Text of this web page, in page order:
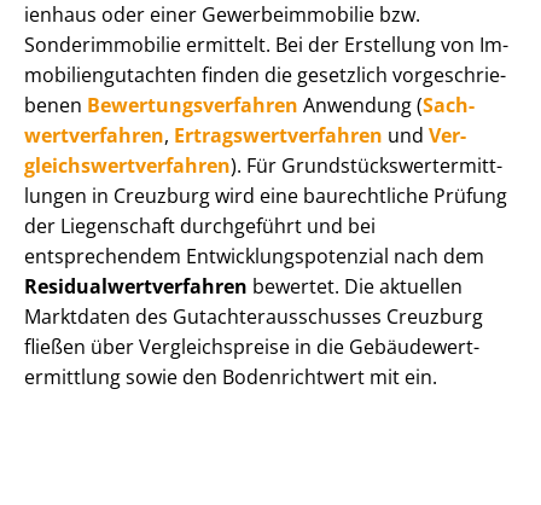
i­en­haus oder einer Ge­wer­be­im­mo­bi­lie bzw.
Sonderimmobilie ermittelt. Bei der Erstellung von Im­
mo­bi­li­en­gut­ach­ten finden die gesetzlich vor­ge­schrie­
be­nen Be­wer­tungs­ver­fah­ren Anwendung (Sach­
wert­ver­fah­ren, Er­trags­wert­ver­fah­ren und Ver­
gleichs­wert­ver­fah­ren). Für Grund­stücks­wert­ermitt­
lun­gen in Creuzburg wird eine baurechtliche Prüfung
der Liegenschaft durchgeführt und bei
entsprechendem Ent­wick­lungs­po­ten­zi­al nach dem
Re­si­du­al­wert­ver­fah­ren bewertet. Die aktuellen
Marktdaten des Gut­ach­ter­aus­schus­ses Creuzburg
fließen über Ver­gleichs­prei­se in die Ge­bäu­de­wert­
ermitt­lung sowie den Bodenrichtwert mit ein.